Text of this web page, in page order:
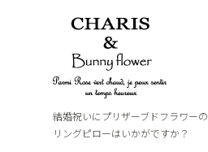
結婚祝いにプリザーブドフラワーの
リングピローはいかがですか？